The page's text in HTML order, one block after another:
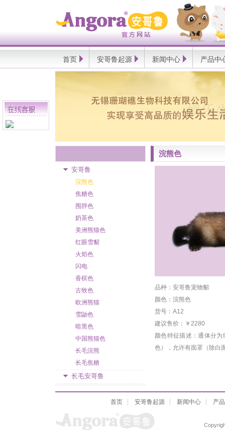
安
哥
鲁
官
方
网
站
首页 安哥鲁起源 新闻中心 产品中
安哥鲁
浣熊色
焦糖色
围脖色
奶茶色
美洲熊猫色
红眼雪貂
火焰色
闪电
香槟色
古牧色
欧洲熊猫
雪鼬色
暗黑色
中国熊猫色
长毛浣熊
长毛焦糖
长毛安哥鲁
浣熊色
品种：安哥鲁宠物貂
颜色：浣熊色
货号：A12
建议售价：￥2280
颜色特征描述：通体分
色），允许有面罩（除白
首页 安哥鲁起源 新闻中心 产